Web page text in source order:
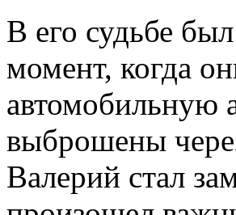
В его судьбе
момент, когда
автомобильную
выброшены
Валерий стал